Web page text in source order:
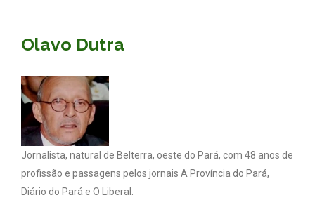
Olavo Dutra
Jornalista, natural de Belterra, oeste do Pará, com 48 anos de
profissão e passagens pelos jornais A Província do Pará,
Diário do Pará e O Liberal.